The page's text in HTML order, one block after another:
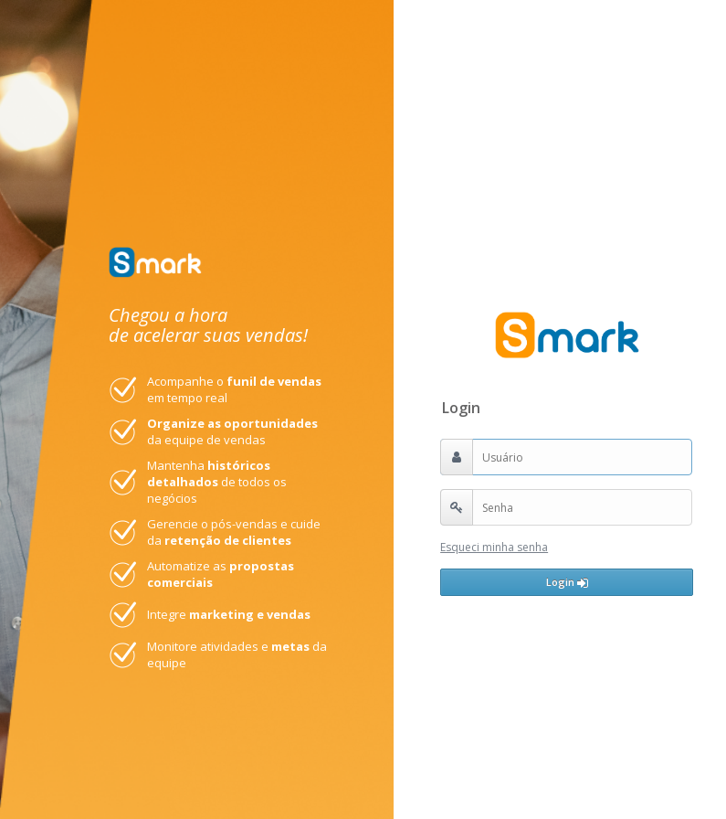
Chegou a hora
de acelerar suas vendas!
Acompanhe o funil de vendas
em tempo real
Organize as oportunidades
da equipe de vendas
Mantenha históricos
detalhadosde todos os
negócios
Gerencie o pós-vendas e cuide
da retenção de clientes
Automatize as propostas
comerciais
Integre marketing e vendas
Monitore atividades e metasda
equipe
Login
Esqueci minha senha
Login